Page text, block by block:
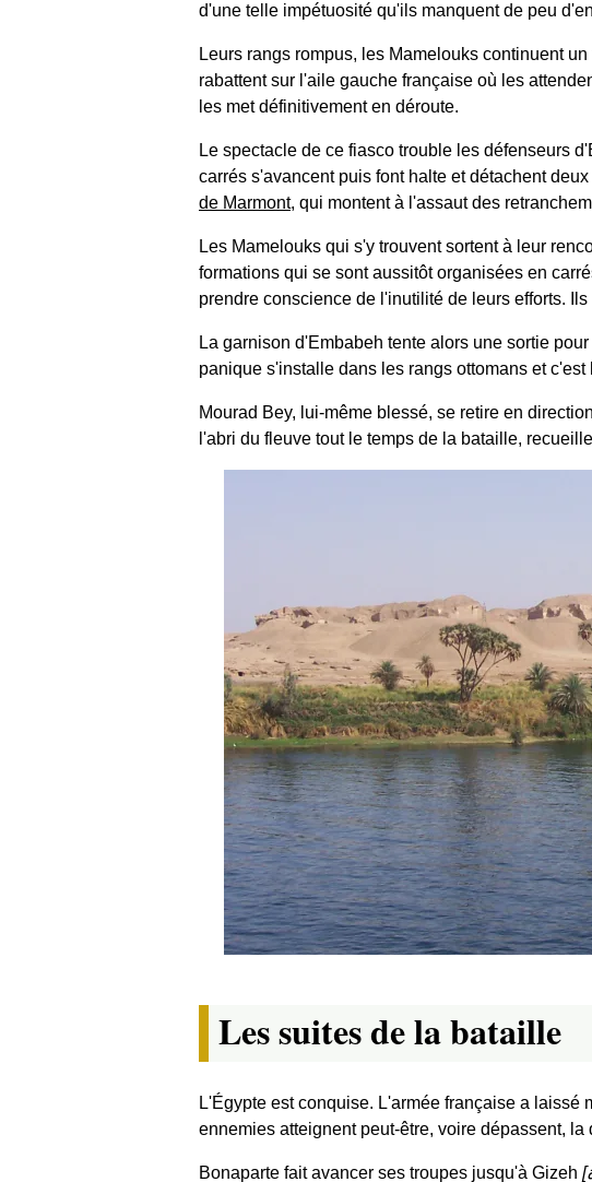
d'une telle impétuosité qu'ils manquent de peu
Leurs rangs rompus, les Mamelouks continuent
rabattent sur l'aile gauche française où les
les met définitivement en déroute.
Le spectacle de ce fiasco trouble les défenseurs
carrés s'avancent puis font halte et détachent
de Marmont, qui montent à l'assaut des
Les Mamelouks qui s'y trouvent sortent à leur
formations qui se sont aussitôt organisées en
prendre conscience de l'inutilité de leurs efforts.
La garnison d'Embabeh tente alors une sortie
panique s'installe dans les rangs ottomans et c'est
Mourad Bey, lui-même blessé, se retire en
l'abri du fleuve tout le temps de la bataille,
Les suites de la bataille
L'Égypte est conquise. L'armée française a laissé
ennemies atteignent peut-être, voire dépassent,
Bonaparte fait avancer ses troupes jusqu'à Gizeh [